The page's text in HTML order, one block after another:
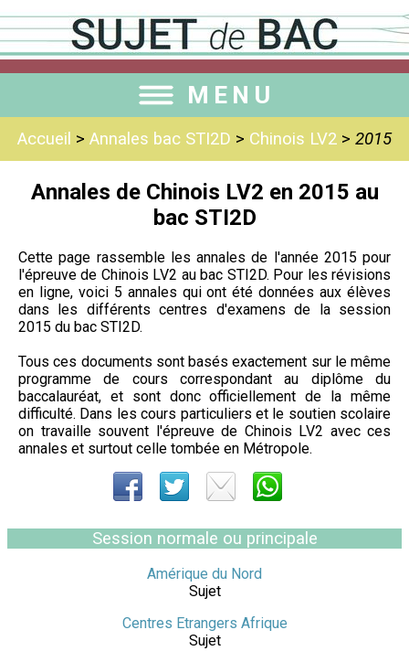
MENU
Accueil > Annales bac STI2D > Chinois LV2 > 2015
Annales de Chinois LV2 en 2015 au
bac STI2D
Cette page rassemble les annales de l'année 2015 pour
l'épreuve de Chinois LV2 au bac STI2D. Pour les révisions
en ligne, voici 5 annales qui ont été données aux élèves
dans les différents centres d'examens de la session
2015 du bac STI2D.
Tous ces documents sont basés exactement sur le même
programme de cours correspondant au diplôme du
baccalauréat, et sont donc officiellement de la même
difficulté. Dans les cours particuliers et le soutien scolaire
on travaille souvent l'épreuve de Chinois LV2 avec ces
annales et surtout celle tombée en Métropole.
Session normale ou principale
Amérique du Nord
Sujet
Centres Etrangers Afrique
Sujet